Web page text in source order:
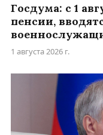
Госдума: с 1
пенсии,
1 августа 2026 г.